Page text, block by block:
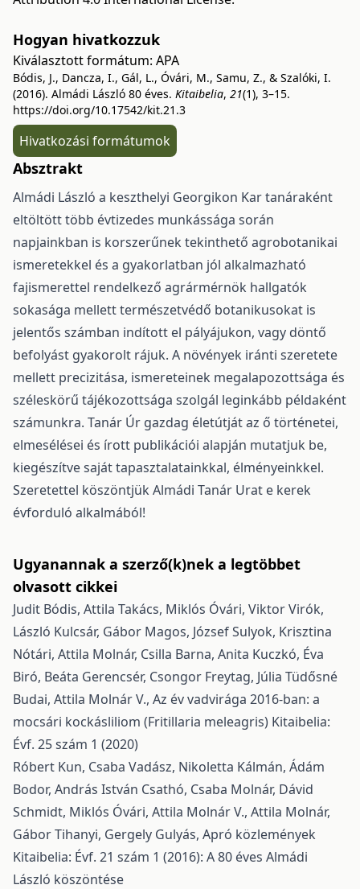
Hogyan hivatkozzuk
Kiválasztott formátum: APA
Bódis, J., Dancza, I., Gál, L., Óvári, M., Samu, Z., & Szalóki, I.
(2016). Almádi László 80 éves. Kitaibelia, 21(1), 3–15.
https://doi.org/10.17542/kit.21.3
Hivatkozási formátumok
Absztrakt
Almádi László a keszthelyi Georgikon Kar tanáraként
eltöltött több évtizedes munkássága során
napjainkban is korszerűnek tekinthető agrobotanikai
ismeretekkel és a gyakorlatban jól alkalmazható
fajismerettel rendelkező agrármérnök hallgatók
sokasága mellett természetvédő botanikusokat is
jelentős számban indított el pályájukon, vagy döntő
befolyást gyakorolt rájuk. A növények iránti szeretete
mellett precizitása, ismereteinek megalapozottsága és
széleskörű tájékozottsága szolgál leginkább példaként
számunkra. Tanár Úr gazdag életútját az ő történetei,
elmesélései és írott publikációi alapján mutatjuk be,
kiegészítve saját tapasztalatainkkal, élményeinkkel.
Szeretettel köszöntjük Almádi Tanár Urat e kerek
évforduló alkalmából!
Ugyanannak a szerző(k)nek a legtöbbet
olvasott cikkei
Judit Bódis, Attila Takács, Miklós Óvári, Viktor Virók,
László Kulcsár, Gábor Magos, József Sulyok, Krisztina
Nótári, Attila Molnár, Csilla Barna, Anita Kuczkó, Éva
Biró, Beáta Gerencsér, Csongor Freytag, Júlia Tüdősné
Budai, Attila Molnár V., Az év vadvirága 2016-ban: a
mocsári kockásliliom (Fritillaria meleagris) Kitaibelia:
Évf. 25 szám 1 (2020)
Róbert Kun, Csaba Vadász, Nikoletta Kálmán, Ádám
Bodor, András István Csathó, Csaba Molnár, Dávid
Schmidt, Miklós Óvári, Attila Molnár V., Attila Molnár,
Gábor Tihanyi, Gergely Gulyás, Apró közlemények
Kitaibelia: Évf. 21 szám 1 (2016): A 80 éves Almádi
László köszöntése